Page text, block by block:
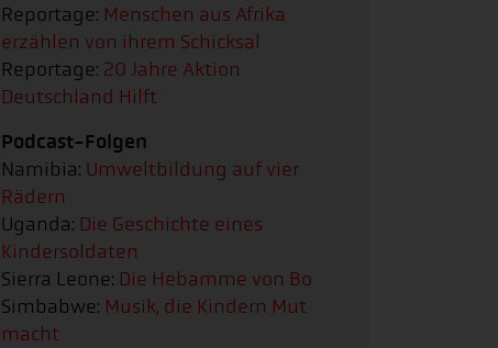
Reportage: Menschen aus Afrika
erzählen von ihrem Schicksal
Reportage: 20 Jahre Aktion
Deutschland Hilft
Podcast-Folgen
Namibia: Umweltbildung auf vier
Rädern
Uganda: Die Geschichte eines
Kindersoldaten
Sierra Leone: Die Hebamme von Bo
Simbabwe: Musik, die Kindern Mut
macht